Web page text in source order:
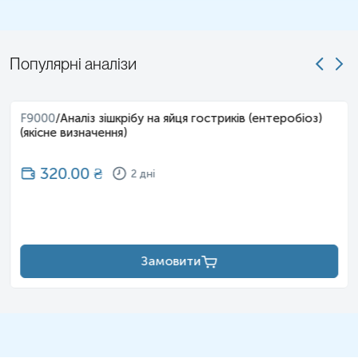
проводиться з початкової, середньої та кінцевої частини фекалії
Підготувати необхідний матеріал для проведення відбору калу:
- горщик або судно;
Популярні аналізи
F9000/Аналіз зішкрібу на яйця гостриків (ентеробіоз)
(якісне визначення)
320.00₴ 2 дні
Замовити